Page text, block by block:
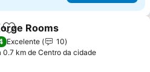
Adicionar aos favoritos
Rooms
Excelente
10
0.7 km de Centro da cidade